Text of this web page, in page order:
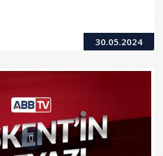
30.05.2024